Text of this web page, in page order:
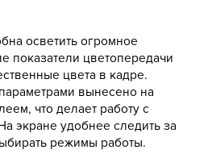
осветить огромное
показатели цветопередачи
цвета в кадре.
вынесено на
что делает работу с
экране удобнее следить за
режимы работы.